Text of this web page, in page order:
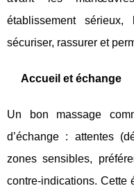
établissement
sécuriser, rassurer et
Accueil et échange
Un bon massage
d’échange : attentes
zones sensibles,
contre-indications. Cette